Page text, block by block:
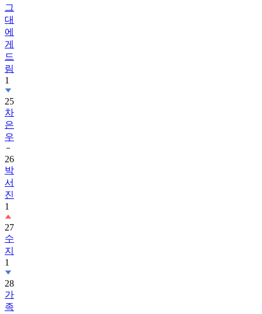
그
대
에
게
드
림
1
25
차
은
우
26
박
서
진
1
27
수
지
1
28
가
족